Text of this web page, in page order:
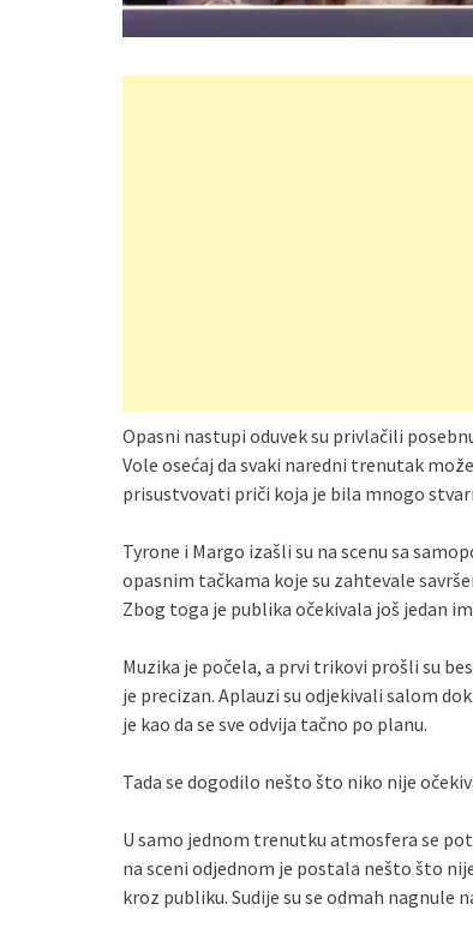
Opasni nastupi oduvek su privlačili
Vole osećaj da svaki naredni trenutak
prisustvovati priči koja je bila mnogo
Tyrone i Margo izašli su na scenu sa
opasnim tačkama koje su zahtevale
Zbog toga je publika očekivala još jedan
Muzika je počela, a prvi trikovi prošli su
je precizan. Aplauzi su odjekivali salom
je kao da se sve odvija tačno po planu.
Tada se dogodilo nešto što niko nije
U samo jednom trenutku atmosfera se
na sceni odjednom je postala nešto što
kroz publiku. Sudije su se odmah nagnule